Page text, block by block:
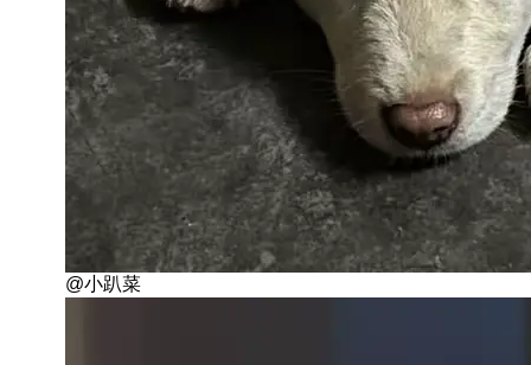
@小趴菜